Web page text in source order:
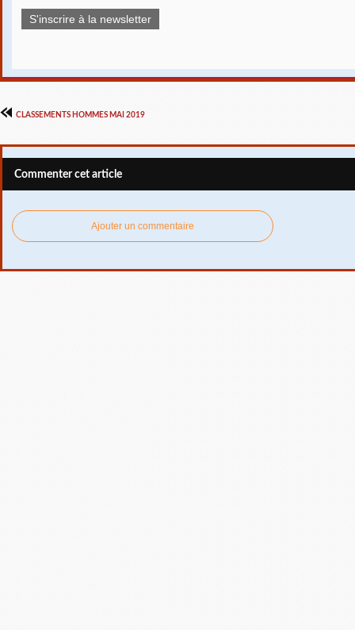
S'inscrire à la newsletter
CLASSEMENTS HOMMES MAI 2019
Commenter cet article
Ajouter un commentaire